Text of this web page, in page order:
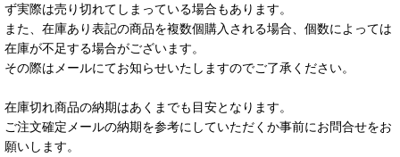
ず実際は売り切れてしまっている場合もあります。
また、在庫あり表記の商品を複数個購入される場合、個数によっては
在庫が不足する場合がございます。
その際はメールにてお知らせいたしますのでご了承ください。
在庫切れ商品の納期はあくまでも目安となります。
ご注文確定メールの納期を参考にしていただくか事前にお問合せをお
願いします。